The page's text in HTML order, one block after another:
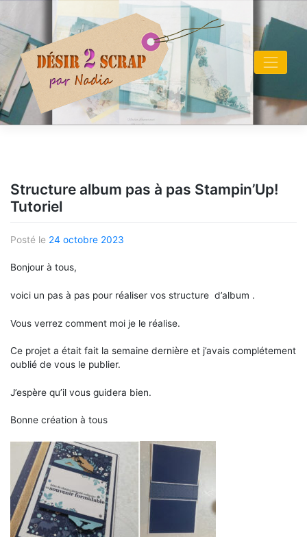
content
Structure album pas à pas Stampin’Up!
Tutoriel
Posté le 24 octobre 2023
Bonjour à tous,
voici un pas à pas pour réaliser vos structure d’album .
Vous verrez comment moi je le réalise.
Ce projet a était fait la semaine dernière et j’avais complétement
oublié de vous le publier.
J’espère qu’il vous guidera bien.
Bonne création à tous